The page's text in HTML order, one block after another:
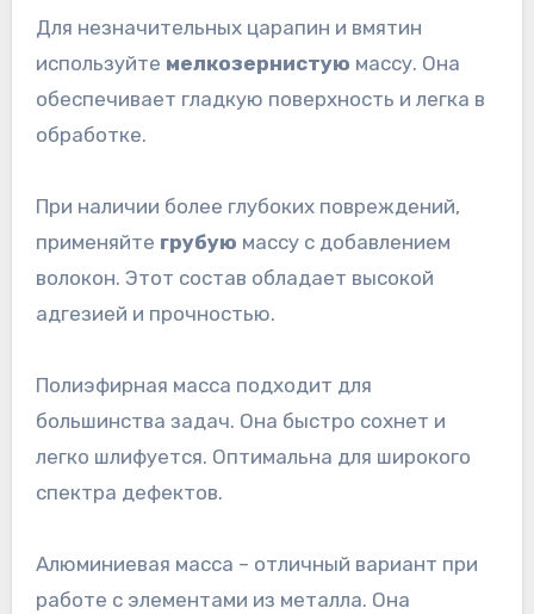
Для незначительных царапин и вмятин
используйте мелкозернистую массу. Она
обеспечивает гладкую поверхность и легка в
обработке.
При наличии более глубоких повреждений,
применяйте грубую массу с добавлением
волокон. Этот состав обладает высокой
адгезией и прочностью.
Полиэфирная масса подходит для
большинства задач. Она быстро сохнет и
легко шлифуется. Оптимальна для широкого
спектра дефектов.
Алюминиевая масса – отличный вариант при
работе с элементами из металла. Она